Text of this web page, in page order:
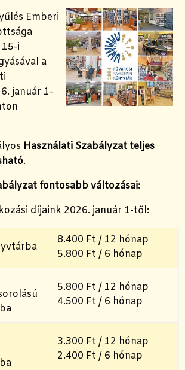
Emberi
i
a
január 1-
Használati Szabályzat teljes
.
fontosabb változásai:
díjaink 2026. január 1-től:
8.400 Ft / 12 hónap
5.800 Ft / 6 hónap
5.800 Ft / 12 hónap
4.500 Ft / 6 hónap
3.300 Ft / 12 hónap
2.400 Ft / 6 hónap